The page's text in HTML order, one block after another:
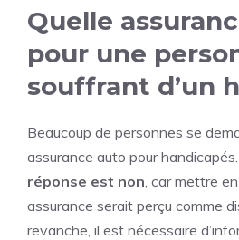
Quelle
pour une
souffrant d’un
Beaucoup de personnes se
assurance auto pour handicapés.
réponse est non , car mettre
assurance serait perçu comme
revanche, il est nécessaire